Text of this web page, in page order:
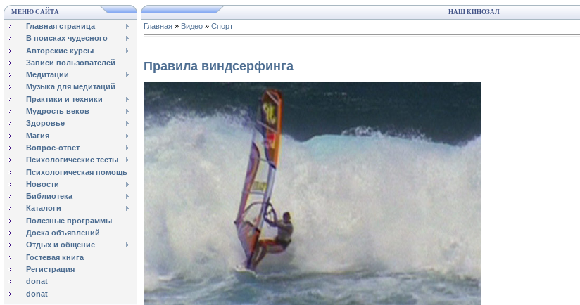
МЕНЮ САЙТА
Главная страница
В поисках чудесного
Авторские курсы
Записи пользователей
Медитации
Музыка для медитаций
Практики и техники
Мудрость веков
Здоровье
Магия
Вопрос-ответ
Психологические тесты
Психологическая помощь
Новости
Библиотека
Каталоги
Полезные программы
Доска объявлений
Отдых и общение
Гостевая книга
Регистрация
donat
donat
НАШ КИНОЗАЛ
Главная » Видео » Спорт
Правила виндсерфинга